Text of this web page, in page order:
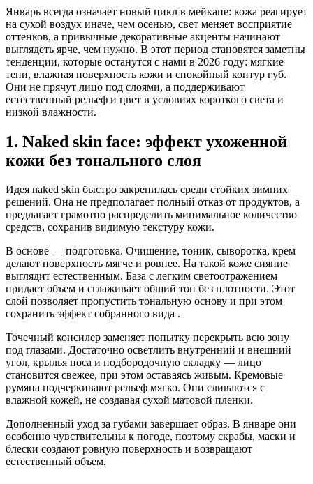
Январь всегда означает новый цикл в мейкапе: кожа реагирует
на сухой воздух иначе, чем осенью, свет меняет восприятие
оттенков, а привычные декоративные акценты начинают
выглядеть ярче, чем нужно. В этот период становятся заметны
тенденции, которые останутся с нами в 2026 году: мягкие
тени, влажная поверхность кожи и спокойный контур губ.
Они не прячут лицо под слоями, а поддерживают
естественный рельеф и цвет в условиях короткого света и
низкой влажности.
1. Naked skin face: эффект ухоженной
кожи без тонального слоя
Идея naked skin быстро закрепилась среди стойких зимних
решений. Она не предполагает полный отказ от продуктов, а
предлагает грамотно распределить минимальное количество
средств, сохранив видимую текстуру кожи.
В основе — подготовка. Очищение, тоник, сыворотка, крем
делают поверхность мягче и ровнее. На такой коже сияние
выглядит естественным. База с легким светоотражением
придает объем и сглаживает общий тон без плотности. Этот
слой позволяет пропустить тональную основу и при этом
сохранить эффект собранного вида .
Точечный консилер заменяет попытку перекрыть всю зону
под глазами. Достаточно осветлить внутренний и внешний
угол, крылья носа и подбородочную складку — лицо
становится свежее, при этом оставаясь живым. Кремовые
румяна подчеркивают рельеф мягко. Они сливаются с
влажной кожей, не создавая сухой матовой пленки.
Дополненный уход за губами завершает образ. В январе они
особенно чувствительны к погоде, поэтому скрабы, маски и
блески создают ровную поверхность и возвращают
естественный объем.